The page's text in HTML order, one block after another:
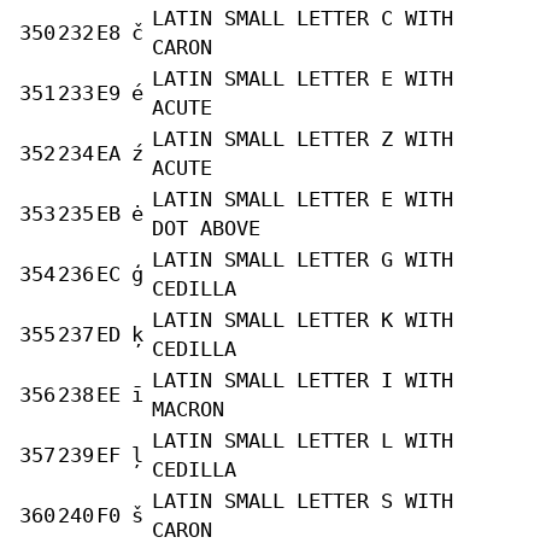
350232 E8 č
LATIN SMALL LETTER C WITH
CARON
351 233 E9 é
LATIN SMALL LETTER E WITH
ACUTE
352 234EA ź
LATIN SMALL LETTER Z WITH
ACUTE
353 235 EB ė
LATIN SMALL LETTER E WITH
DOT ABOVE
354236 EC ģ
LATIN SMALL LETTER G WITH
CEDILLA
355 237 ED ķ
LATIN SMALL LETTER K WITH
CEDILLA
356 238EE ī
LATIN SMALL LETTER I WITH
MACRON
357 239 EF ļ
LATIN SMALL LETTER L WITH
CEDILLA
360240 F0 š
LATIN SMALL LETTER S WITH
CARON